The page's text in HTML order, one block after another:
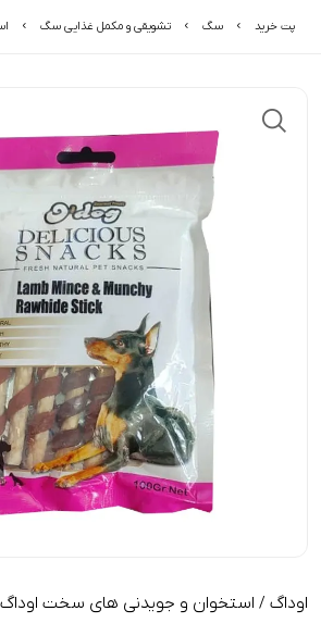
پت خرید سگ تشویقی و مکمل غذایی سگ
اوداگ / استخوان و جویدنی های سخت اوداگ